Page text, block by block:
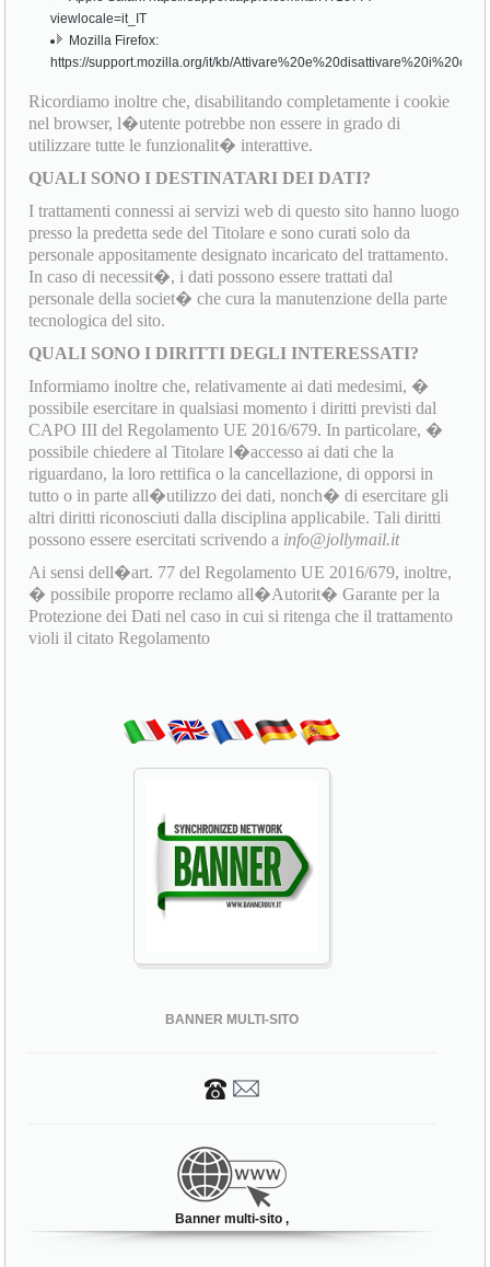
viewlocale=it_IT
Mozilla Firefox:
https://support.mozilla.org/it/kb/
Ricordiamo inoltre che, disabilitando completamente i cookie
nel browser, l�utente potrebbe non essere in grado di
utilizzare tutte le funzionalit� interattive.
QUALI SONO I DESTINATARI DEI DATI?
I trattamenti connessi ai servizi web di questo sito hanno luogo
presso la predetta sede del Titolare e sono curati solo da
personale appositamente designato incaricato del trattamento.
In caso di necessit�, i dati possono essere trattati dal
personale della societ� che cura la manutenzione della parte
tecnologica del sito.
QUALI SONO I DIRITTI DEGLI INTERESSATI?
Informiamo inoltre che, relativamente ai dati medesimi, �
possibile esercitare in qualsiasi momento i diritti previsti dal
CAPO III del Regolamento UE 2016/679. In particolare, �
possibile chiedere al Titolare l�accesso ai dati che la
riguardano, la loro rettifica o la cancellazione, di opporsi in
tutto o in parte all�utilizzo dei dati, nonch� di esercitare gli
altri diritti riconosciuti dalla disciplina applicabile. Tali diritti
possono essere esercitati scrivendo a info@jollymail.it
Ai sensi dell�art. 77 del Regolamento UE 2016/679, inoltre,
� possibile proporre reclamo all�Autorit� Garante per la
Protezione dei Dati nel caso in cui si ritenga che il trattamento
violi il citato Regolamento
BANNER MULTI-SITO
Banner multi-sito ,